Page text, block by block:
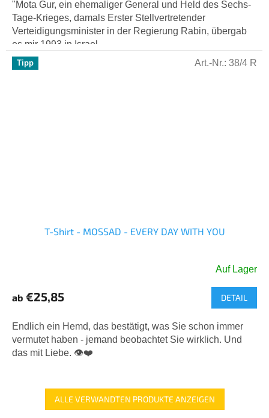
"Mota Gur, ein ehemaliger General und Held des Sechs-
Tage-Krieges, damals Erster Stellvertretender
Verteidigungsminister in der Regierung Rabin, übergab
es mir 1993 in Israel....
Tipp
T-Shirt - MOSSAD - EVERY DAY WITH YOU
Produktbewertung
5,0
von
5
Auf Lager
ab €25,85 DETAIL
Endlich ein Hemd, das bestätigt, was Sie schon immer
vermutet haben - jemand beobachtet Sie wirklich. Und
das mit Liebe. 👁️❤️
Art.-Nr.: 38/4 R
ALLE VERWANDTEN PRODUKTE ANZEIGEN